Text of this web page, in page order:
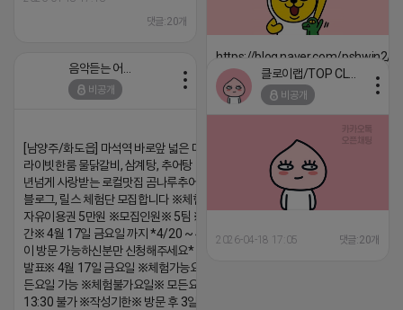
댓글:20개
https://blog.naver.com/pshwin2/
2026-04-18 17:12
비공개
[남양주/화도읍] 마석역 바로앞 넓은 매장과, 프
라이빗한룸 물닭갈비, 삼계탕, 추어탕 맛집 10
년넘게 사랑받는 로컬맛집 곰나루추어탕에서
블로그, 릴스 체험단 모집합니다 ※체험메뉴※
자유이용권 5만원 ※모집인원※ 5팀 ※모집기
간※ 4월 17일 금요일 까지 *4/20 ~ 4/26 사
이 방문 가능하신분만 신청해주세요* ※체험단
발표※ 4월 17일 금요일 ※체험가능요일※ 모
든요일 가능 ※체험불가요일※ 모든요일 12 ~
13:30 불가 ※작성기한※ 방문 후 3일 이내 ※
비공개
2026-04-18 17:05 댓글:20개